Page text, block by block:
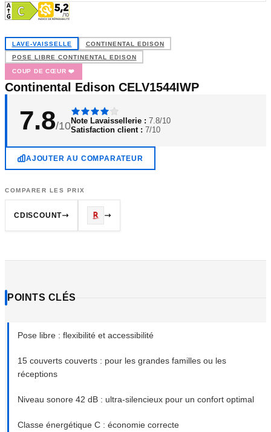
LAVE-VAISSELLE
CONTINENTAL EDISON
POSE LIBRE CONTINENTAL EDISON
COUP DE CŒUR ❤️
Continental Edison CELV1544IWP
7.8/10Note Lavaissellerie : 7.8/10
Satisfaction client : 7/10
AJOUTER AU COMPARATEUR
COMPARER LES PRIX
CDISCOUNT
POINTS CLÉS
Pose libre : flexibilité et accessibilité
15 couverts couverts : pour les grandes familles ou les
réceptions
Niveau sonore 42 dB : ultra-silencieux pour un confort optimal
Classe énergétique C : économie correcte